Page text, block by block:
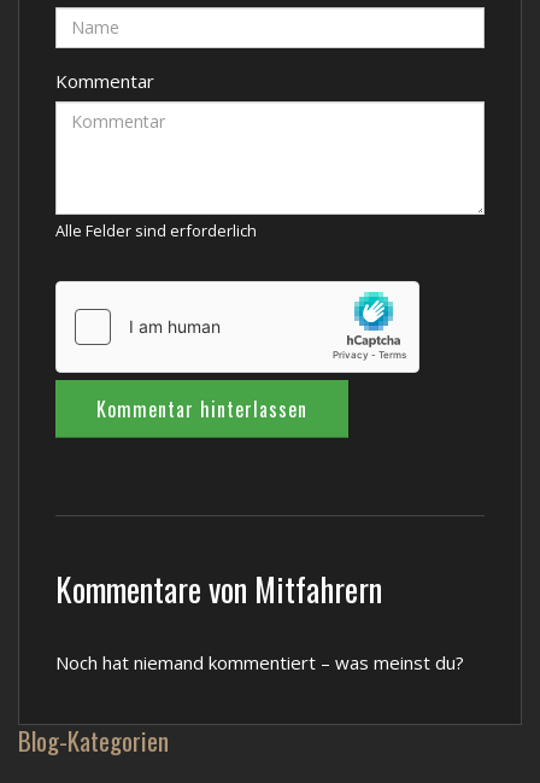
Kommentar
Alle Felder sind erforderlich
Kommentare von Mitfahrern
Noch hat niemand kommentiert – was meinst du?
Blog-Kategorien